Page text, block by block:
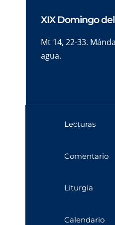
XIX Domingo
Mt 14, 22-33.
agua.
Lecturas
Comentario
Liturgia
Calendario